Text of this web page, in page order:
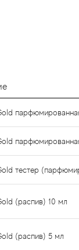
тестер
(распив) 10 мл
(распив) 5 мл